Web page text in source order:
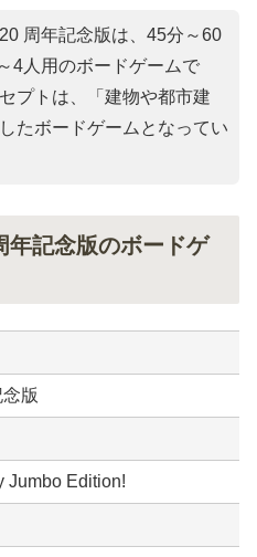
周年記念版は、45分～60
4人用のボードゲームで
プトは、「 建物や都市建
たボードゲームとなってい
年記念版のボードゲ
版
Jumbo Edition!